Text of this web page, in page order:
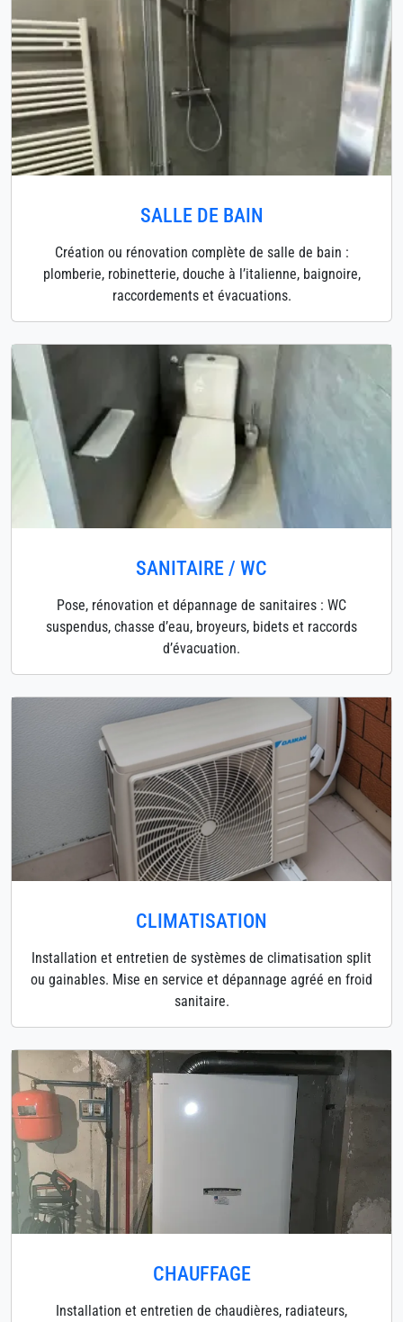
SALLE DE BAIN
Création ou rénovation complète de salle de bain :
plomberie, robinetterie, douche à l’italienne, baignoire,
raccordements et évacuations.
SANITAIRE / WC
Pose, rénovation et dépannage de sanitaires : WC
suspendus, chasse d’eau, broyeurs, bidets et raccords
d’évacuation.
CLIMATISATION
Installation et entretien de systèmes de climatisation split
ou gainables. Mise en service et dépannage agréé en froid
sanitaire.
CHAUFFAGE
Installation et entretien de chaudières, radiateurs,